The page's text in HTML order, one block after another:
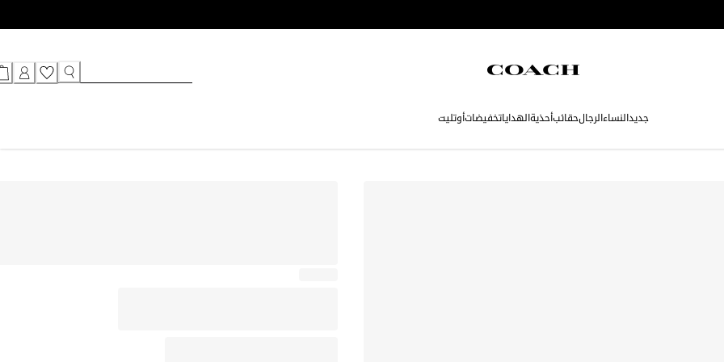
جديدالنساءالرجالحقائبأحذيةالهداياتخفيضاتأوتليت